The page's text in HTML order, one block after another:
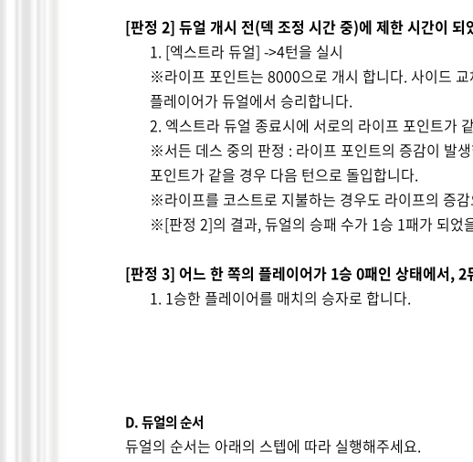
[판정 2] 듀얼 개시 전(덱 조정 시간 중)에 제한 시간이 되
1. [엑스트라 듀얼] ->4턴을 실시
※라이프 포인트는 8000으로 개시 합니다. 사이드
플레이어가 듀얼에서 승리합니다.
2. 엑스트라 듀얼 종료시에 서로의 라이프 포인트가
※서든 데스 중의 판정 : 라이프 포인트의 증감이 발
포인트가 같을 경우 다음 턴으로 돌입합니다.
※라이프를 코스트로 지불하는 경우도 라이프의 증
※[판정 2]의 결과,듀얼의 승패 수가 1승 1패가 되었
[판정 3] 어느 한 쪽의 플레이어가 1승 0패인 상태에서, 2
1. 1승한 플레이어를 매치의 승자로 합니다.
D.듀얼의 순서
듀얼의 순서는 아래의 스텝에 따라 실행해주세요.